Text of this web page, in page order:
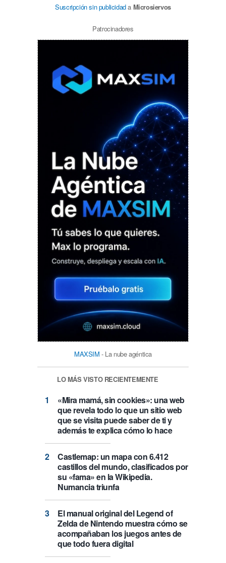
Suscripción sin publicidada Microsiervos
Patrocinadores
MAXSIM - La nube agéntica
LO MÁS VISTO RECIENTEMENTE
«Mira mamá, sin cookies»: una web
que revela todo lo que un sitio web
que se visita puede saber de ti y
además te explica cómo lo hace
Castlemap: un mapa con 6.412
castillos del mundo, clasificados por
su «fama» en la Wikipedia.
Numancia triunfa
El manual original del Legend of
Zelda de Nintendo muestra cómo se
acompañaban los juegos antes de
que todo fuera digital